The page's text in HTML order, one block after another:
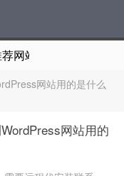
网站，非Google
网站用的是什么
网站用的